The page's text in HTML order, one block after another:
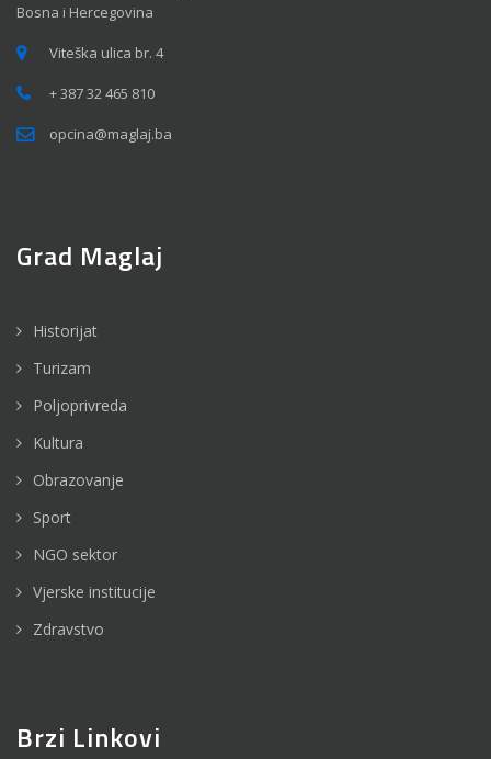
Bosna i Hercegovina
Viteška ulica br. 4
+ 387 32 465 810
opcina@maglaj.ba
Grad Maglaj
Historijat
Turizam
Poljoprivreda
Kultura
Obrazovanje
Sport
NGO sektor
Vjerske institucije
Zdravstvo
Brzi Linkovi